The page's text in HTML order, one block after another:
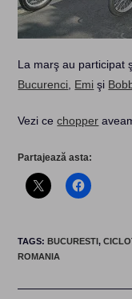
La marş au participat
Bucurenci Emi şi
Vezi cechopper
Partajează asta:
TAGS:BUCURESTI,
ROMANIA